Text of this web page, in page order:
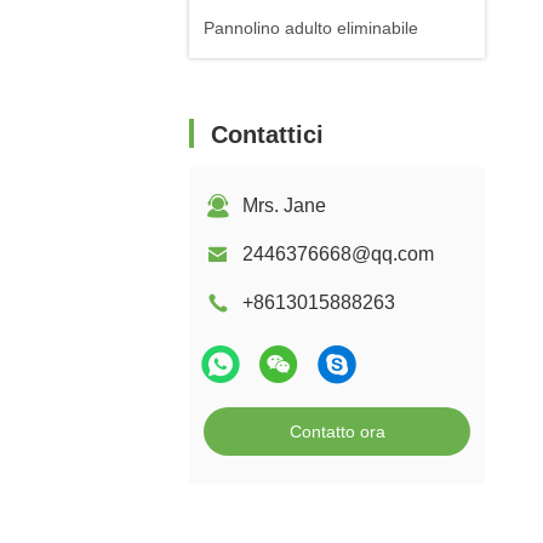
Pannolino adulto eliminabile
Contattici
Mrs. Jane
2446376668@qq.com
+8613015888263
Contatto ora